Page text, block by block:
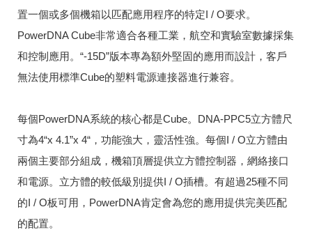
置一個或多個機箱以匹配應用程序的特定I / O要求。
PowerDNA Cube非常適合各種工業，航空和實驗室數據採集
和控制應用。 “-15D”版本專為額外堅固的應用而設計，客戶
無法使用標準Cube的塑料電源連接器進行兼容。
每個PowerDNA系統的核心都是Cube。 DNA-PPC5立方體尺
寸為4“x 4.1”x 4“，功能強大，靈活性強。每個I / O立方體由
兩個主要部分組成，機箱頂層提供立方體控制器，網絡接口
和電源。立方體的較低級別提供I / O插槽。有超過25種不同
的I / O板可用，PowerDNA肯定會為您的應用提供完美匹配
的配置。